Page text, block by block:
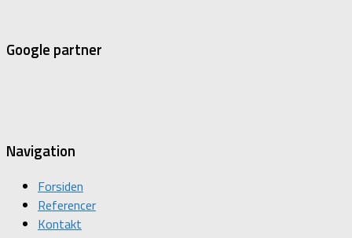
Google partner
Navigation
Forsiden
Referencer
Kontakt